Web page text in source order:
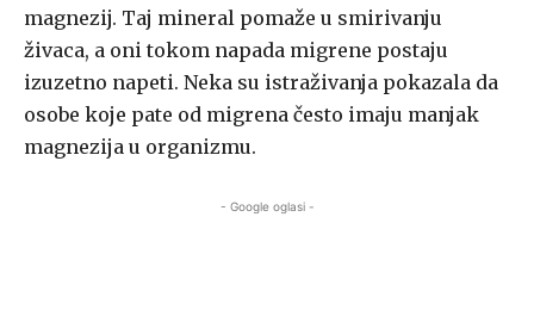
magnezij. Taj mineral pomaže u smirivanju
živaca, a oni tokom napada migrene postaju
izuzetno napeti. Neka su istraživanja pokazala da
osobe koje pate od migrena često imaju manjak
magnezija u organizmu.
- Google oglasi -